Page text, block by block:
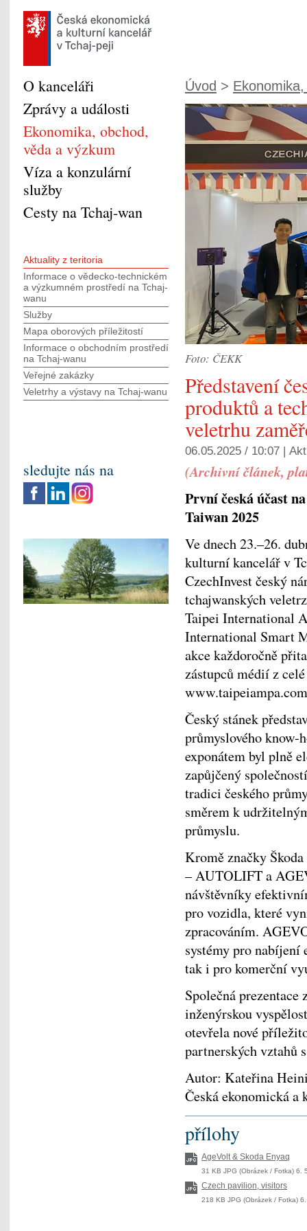
Úvod >
Foto: ČEKK
Představení
produktů a
veletrhu
06.05.2025 / 10:07 |
(Archivní článek,
První česká účast
Taiwan 2025
Ve dnech 23.–26.
kulturní kancelář v
CzechInvest český
tchajwanských
Taipei International
International Smart
akce každoročně
zástupců médií z
Český stánek
průmyslového
exponátem byl plně
zapůjčený
tradici českého
směrem k
průmyslu.
Kromě značky
– AUTOLIFT a
návštěvníky
pro vozidla, které
zpracováním.
systémy pro
tak i pro komerční
Společná
inženýrskou
otevřela nové
partnerských vztahů
Autor: Kateřina
Česká ekonomická
přílohy
AgeVolt & Skoda Enyaq
31 KB JPG (Obrázek / Fotka) 6.
Czech pavilion, visitors
218 KB JPG (Obrázek / Fotka)
O kanceláři
Zprávy a události
Ekonomika, obchod,
věda a výzkum
Víza a konzulární
služby
Cesty na Tchaj-wan
Aktuality z teritoria
Informace o vědecko-technickém
a výzkumném prostředí na Tchaj-
wanu
Služby
Mapa oborových příležitostí
Informace o obchodním prostředí
na Tchaj-wanu
Veřejné zakázky
Veletrhy a výstavy na Tchaj-wanu
sledujte nás na